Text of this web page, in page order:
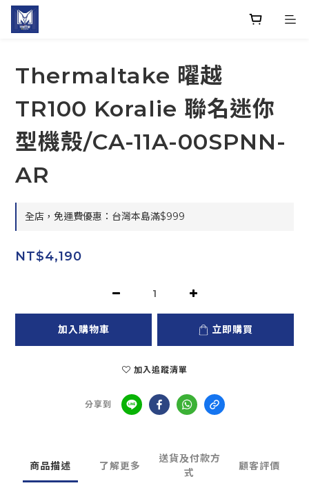
Thermaltake 曜越
TR100 Koralie 聯名迷你
型機殼/CA-11A-00SPNN-
AR
全店，免運費優惠：台灣本島滿$999
NT$4,190
加入購物車 立即購買
加入追蹤清單
分享到
商品描述 了解更多
送貨及付款方
式
顧客評價